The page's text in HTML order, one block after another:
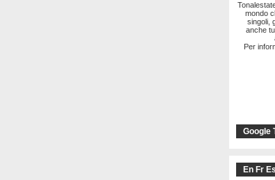
mondo
singoli,
anche
Per
Google
En Fr